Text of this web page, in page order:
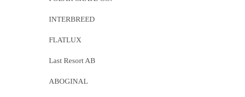
INTERBREED
FLATLUX
Last Resort AB
ABOGINAL